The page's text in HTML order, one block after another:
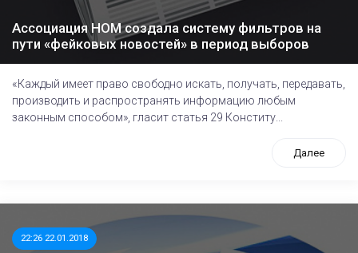
Ассоциация НОМ создала систему фильтров на
пути «фейковых новостей» в период выборов
«Каждый имеет право свободно искать, получать, передавать,
производить и распространять информацию любым
законным способом», гласит статья 29 Конститу...
Далее
22:26 22.01.2018